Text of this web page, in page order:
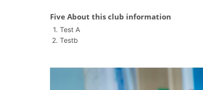
Five About this club information
Test A
Testb